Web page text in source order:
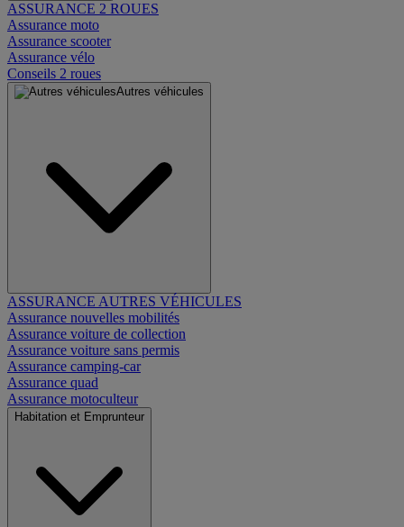
ASSURANCE 2 ROUES
Assurance moto
Assurance scooter
Assurance vélo
Conseils 2 roues
Autres véhicules
ASSURANCE AUTRES VÉHICULES
Assurance nouvelles mobilités
Assurance voiture de collection
Assurance voiture sans permis
Assurance camping-car
Assurance quad
Assurance motoculteur
Habitation et Emprunteur